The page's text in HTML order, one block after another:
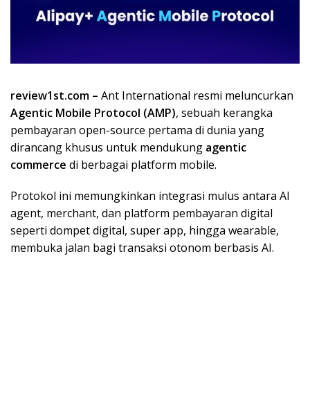
review1st.com – Ant International resmi meluncurkan
Agentic Mobile Protocol (AMP), sebuah kerangka
pembayaran open-source pertama di dunia yang
dirancang khusus untuk mendukung agentic
commerce di berbagai platform mobile.
Protokol ini memungkinkan integrasi mulus antara AI
agent, merchant, dan platform pembayaran digital
seperti dompet digital, super app, hingga wearable,
membuka jalan bagi transaksi otonom berbasis AI.